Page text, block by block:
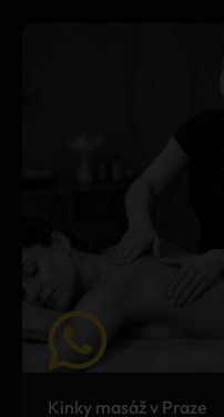
Kinky masáž v Praze